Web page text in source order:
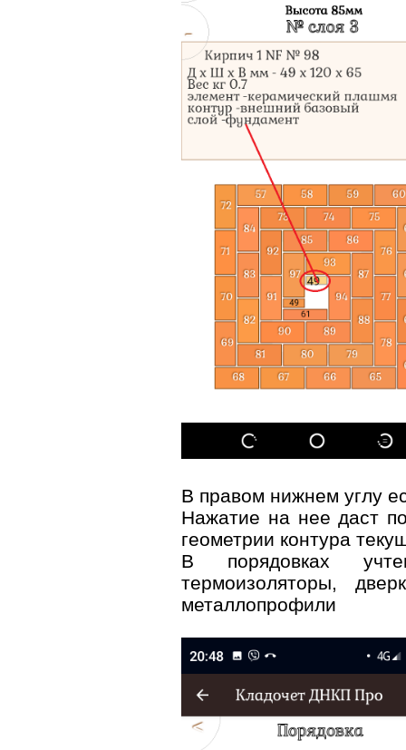
В правом нижнем углу
Нажатие на нее даст
геометрии контура
В порядовках
термоизоляторы,
металлопрофили